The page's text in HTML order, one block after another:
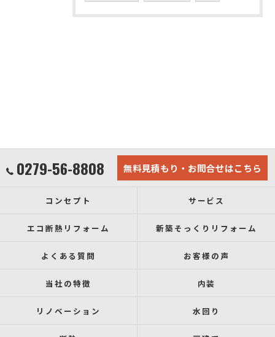
0279-56-8808 無料見積もり・お問合せはこちら
コンセプト サービス
エコ断熱リフォーム 新築そっくりリフォーム
よくある質問 お客様の声
当社の特徴 内装
リノベーション 水回り